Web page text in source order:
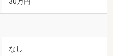
なし